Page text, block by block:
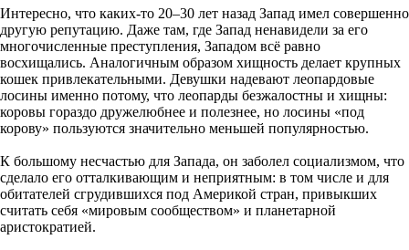
Интересно, что каких-то 20–30 лет назад Запад имел совершенно
другую репутацию. Даже там, где Запад ненавидели за его
многочисленные преступления, Западом всё равно
восхищались. Аналогичным образом хищность делает крупных
кошек привлекательными. Девушки надевают леопардовые
лосины именно потому, что леопарды безжалостны и хищны:
коровы гораздо дружелюбнее и полезнее, но лосины «под
корову» пользуются значительно меньшей популярностью.
К большому несчастью для Запада, он заболел социализмом, что
сделало его отталкивающим и неприятным: в том числе и для
обитателей сгрудившихся под Америкой стран, привыкших
считать себя «мировым сообществом» и планетарной
аристократией.